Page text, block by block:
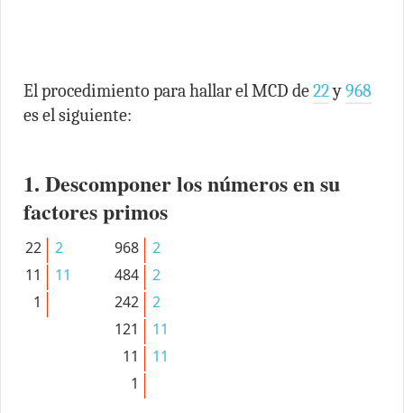
El procedimiento para hallar el MCD de22y968
es el siguiente:
1. Descomponer los números en su
factores primos
22
2
11
11
1
968
2
484
2
242
2
121
11
11
11
1